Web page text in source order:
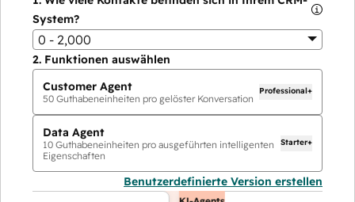
System?
0 - 2,000
2. Funktionen auswählen
Customer Agent
50 Guthabeneinheiten pro gelöster Konversation
Professional+
Data Agent
10 Guthabeneinheiten pro ausgeführten intelligenten
Eigenschaften
Starter+
Benutzerdefinierte Version erstellen